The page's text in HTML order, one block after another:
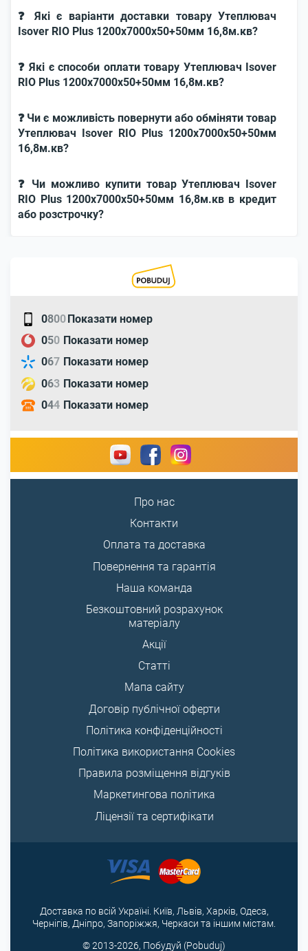
❓ Які є варіанти доставки товару Утеплювач
Isover RIO Plus 1200x7000x50+50мм 16,8м.кв?
❓ Які є способи оплати товару Утеплювач Isover
RIO Plus 1200x7000x50+50мм 16,8м.кв?
❓ Чи є можливість повернути або обміняти товар
Утеплювач Isover RIO Plus 1200x7000x50+50мм
16,8м.кв?
❓ Чи можливо купити товар Утеплювач Isover
RIO Plus 1200x7000x50+50мм 16,8м.кв в кредит
або розстрочку?
0800Показати номер
050 Показати номер
067 Показати номер
063 Показати номер
044 Показати номер
Про нас
Контакти
Оплата та доставка
Повернення та гарантія
Наша команда
Безкоштовний розрахунок
матеріалу
Акції
Статті
Мапа сайту
Договір публічної оферти
Політика конфіденційності
Політика використання Cookies
Правила розміщення відгуків
Маркетингова політика
Ліцензії та сертифікати
© 2013-2026, Побудуй (Pobuduj)
Доставка по всій Україні. Київ, Львів, Харків, Одеса,
Чернігів, Дніпро, Запоріжжя, Черкаси та іншим містам.